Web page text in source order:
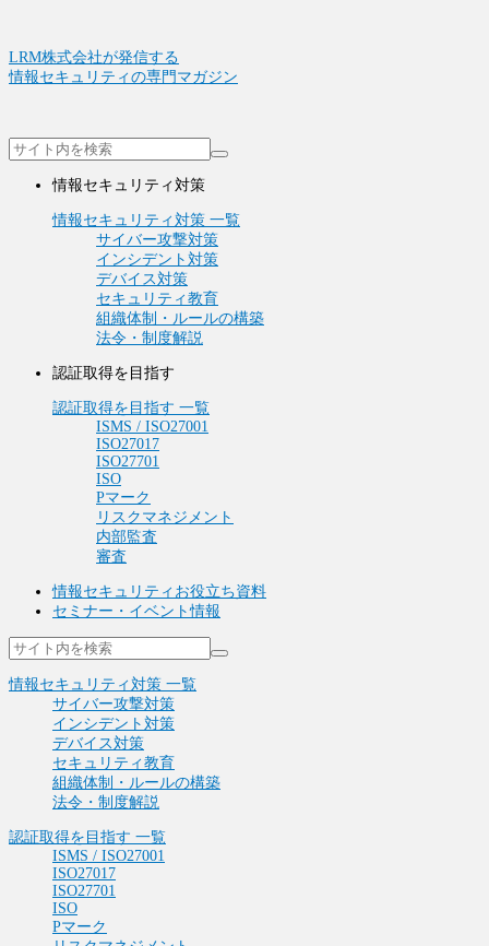
LRM株式会社が発信する
情報セキュリティの専門マガジン
情報セキュリティ対策
情報セキュリティ対策 一覧
サイバー攻撃対策
インシデント対策
デバイス対策
セキュリティ教育
組織体制・ルールの構築
法令・制度解説
認証取得を目指す
認証取得を目指す 一覧
ISMS / ISO27001
ISO27017
ISO27701
ISO
Pマーク
リスクマネジメント
内部監査
審査
情報セキュリティお役立ち資料
セミナー・イベント情報
情報セキュリティ対策 一覧
サイバー攻撃対策
インシデント対策
デバイス対策
セキュリティ教育
組織体制・ルールの構築
法令・制度解説
認証取得を目指す 一覧
ISMS / ISO27001
ISO27017
ISO27701
ISO
Pマーク